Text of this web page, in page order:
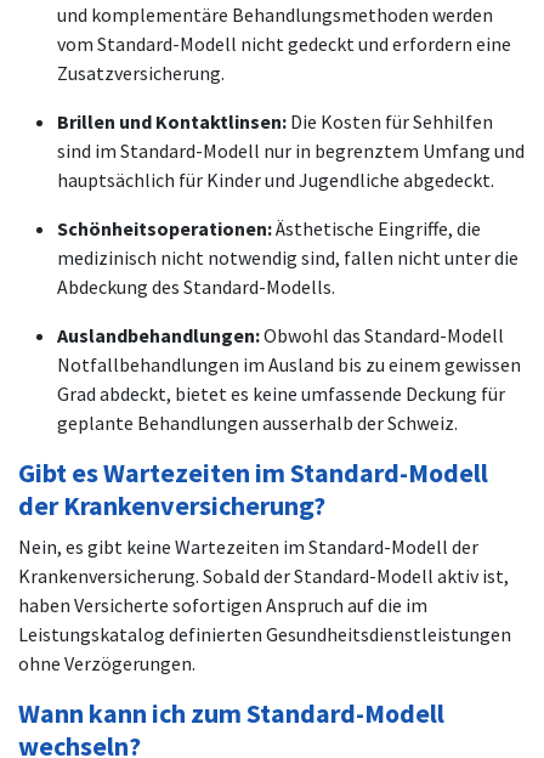
und komplementäre Behandlungsmethoden werden
vom Standard-Modell nicht gedeckt und erfordern eine
Zusatzversicherung.
Brillen und Kontaktlinsen: Die Kosten für Sehhilfen
sind im Standard-Modell nur in begrenztem Umfang und
hauptsächlich für Kinder und Jugendliche abgedeckt.
Schönheitsoperationen:Ästhetische Eingriffe, die
medizinisch nicht notwendig sind, fallen nicht unter die
Abdeckung des Standard-Modells.
Auslandbehandlungen:Obwohl das Standard-Modell
Notfallbehandlungen im Ausland bis zu einem gewissen
Grad abdeckt, bietet es keine umfassende Deckung für
geplante Behandlungen ausserhalb der Schweiz.
Gibt es Wartezeiten im Standard-Modell
der Krankenversicherung?
Nein, es gibt keine Wartezeiten im Standard-Modell der
Krankenversicherung. Sobald der Standard-Modell aktiv ist,
haben Versicherte sofortigen Anspruch auf die im
Leistungskatalog definierten Gesundheitsdienstleistungen
ohne Verzögerungen.
Wann kann ich zum Standard-Modell
wechseln?